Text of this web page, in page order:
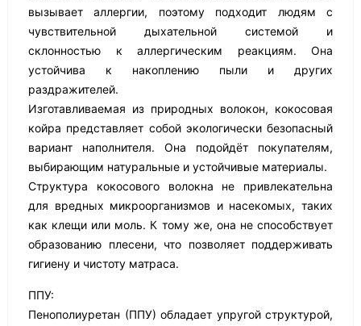
вызывает аллергии, поэтому подходит людям с
чувствительной дыхательной системой и
склонностью к аллергическим реакциям. Она
устойчива к накоплению пыли и других
раздражителей.
Изготавливаемая из природных волокон, кокосовая
койра представляет собой экологически безопасный
вариант наполнителя. Она подойдёт покупателям,
выбирающим натуральные и устойчивые материалы.
Структура кокосового волокна не привлекательна
для вредных микроорганизмов и насекомых, таких
как клещи или моль. К тому же, она не способствует
образованию плесени, что позволяет поддерживать
гигиену и чистоту матраса.
ППУ:
Пенополиуретан (ППУ) обладает упругой структурой,